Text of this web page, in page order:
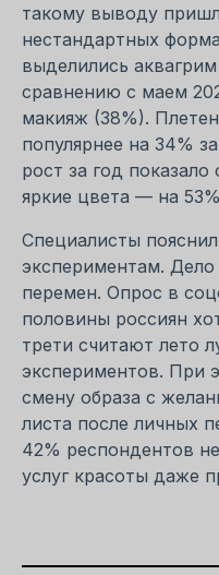
такому выводу
нестандартных
выделились
сравнению с маем
макияж (38%).
популярнее на 34%
рост за год
яркие цвета — на
Специалисты
экспериментам.
перемен. Опрос в
половины россиян
трети считают лето
экспериментов. При
смену образа с
листа после личных
42% респондентов
услуг красоты даже